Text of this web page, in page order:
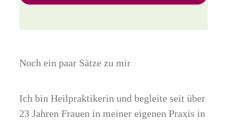
Noch ein paar Sätze zu mir
Ich bin Heilpraktikerin und begleite seit über
23 Jahren Frauen in meiner eigenen Praxis in